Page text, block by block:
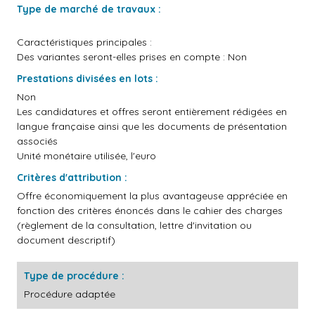
Type de marché de travaux :
Caractéristiques principales :
Des variantes seront-elles prises en compte : Non
Prestations divisées en lots :
Non
Les candidatures et offres seront entièrement rédigées en
langue française ainsi que les documents de présentation
associés
Unité monétaire utilisée, l'euro
Critères d'attribution :
Offre économiquement la plus avantageuse appréciée en
fonction des critères énoncés dans le cahier des charges
(règlement de la consultation, lettre d'invitation ou
document descriptif)
Type de procédure :
Procédure adaptée